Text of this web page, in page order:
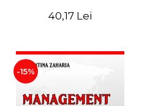
40,17 Lei
-15%